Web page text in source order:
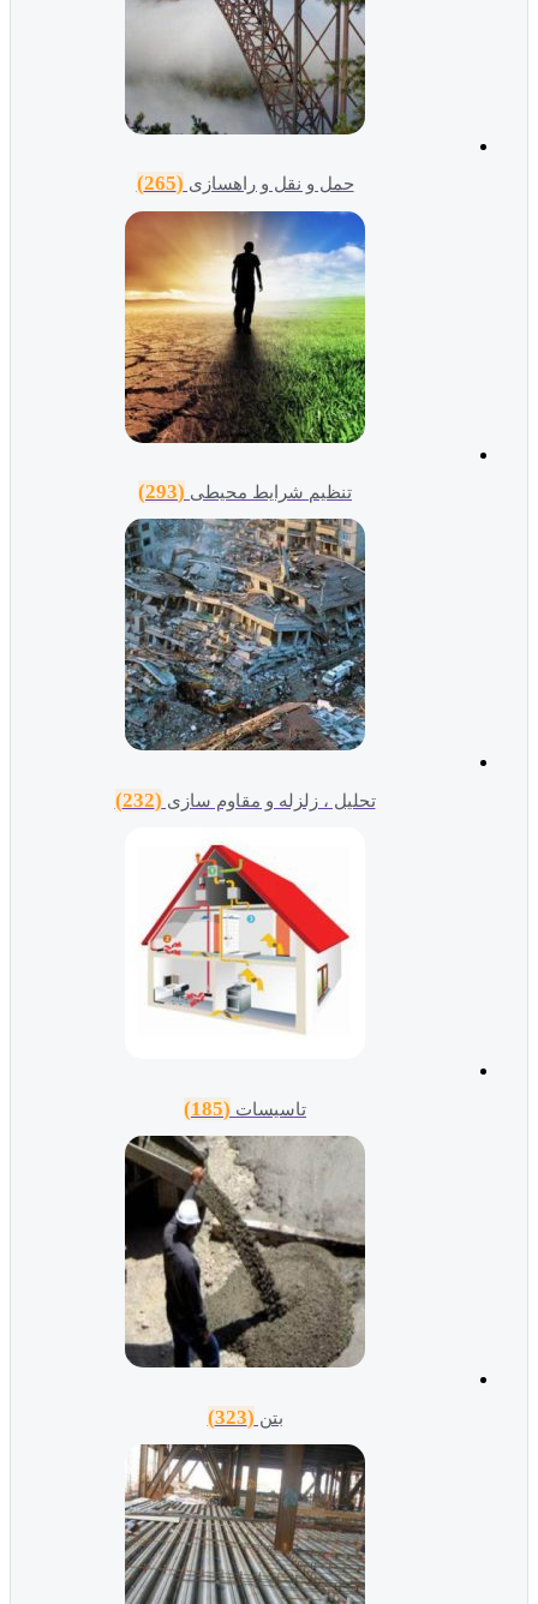
حمل و نقل و راهسازی (265)
تنظیم شرایط محیطی (293)
تحلیل ، زلزله و مقاوم سازی (232)
تاسیسات (185)
بتن (323)